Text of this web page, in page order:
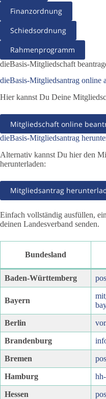
Finanzordnung
Schiedsordnung
Rahmenprogramm
dieBasis-Mitgliedschaft
dieBasis-Mitgliedsantrag online
Hier kannst Du Deine
Mitgliedschaft online
dieBasis-Mitgliedsantrag
Alternativ kannst Du hier den
herunterladen:
Mitgliedsantrag
Einfach vollständig ausfüllen,
deinen Landesverband senden.
Bundesland
Baden-Württemberg
Bayern
Berlin
Brandenburg
Bremen
Hamburg
Hessen